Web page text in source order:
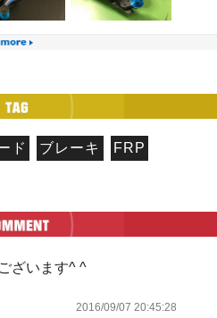
ド ブレーキ FRP
ざいます^ ^
2016/09/07 20:45:28